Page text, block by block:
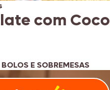
com Coco
E SOBREMESAS